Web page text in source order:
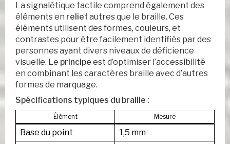
La signalétique tactile comprend également des
éléments en relief autres que le braille. Ces
éléments utilisent des formes, couleurs, et
contrastes pour être facilement identifiés par des
personnes ayant divers niveaux de déficience
visuelle. Le principe est d’optimiser l’accessibilité
en combinant les caractères braille avec d’autres
formes de marquage.
Spécifications typiques du braille :
Élément Mesure
Base du point
1,5 mm